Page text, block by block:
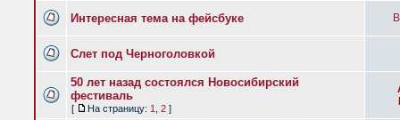
Интересная тема на фейсбуке
Слет под Черноголовкой
50 лет назад состоялся Новосибирский
фестиваль
[ На страницу: 1 2 ]